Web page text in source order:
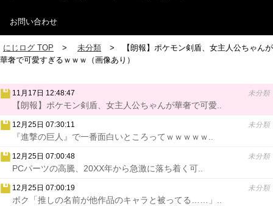
お問い合わせ
にじログ TOP 未分類
【朗報】ポケモン剣盾、女主人公ちゃんが
華奢で可愛すぎるｗｗｗ（画像あり）
11月17日 12:48:47 未分類
【朗報】ポケモン剣盾、女主人公ちゃんが華奢で可愛..
12月25日 07:30:11 未分類
『進撃の巨人』で一番面白いところってｗｗｗｗｗ..
12月25日 07:00:48 未分類
PCパーツの高騰、20XX年から急激に落ち着く可..
12月25日 07:00:19 未分類
ボク「推しの名前が他作品のキャラと被ってる……」..